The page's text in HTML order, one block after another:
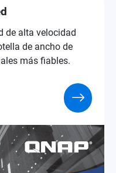
de alta velocidad
de ancho de
más fiables.